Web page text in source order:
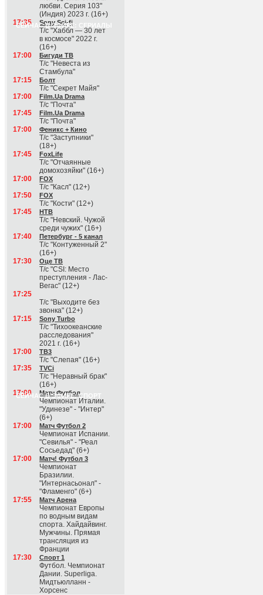
любви. Серия 103"
(Индия) 2023 г. (16+)
СЕЙЧАС В ЭФИРЕ: СЕРИАЛЫ
17:35 Sony Sci-fi
Т/с "Хаббл — 30 лет
в космосе" 2022 г.
(16+)
17:00
Бигуди ТВ
Т/с "Невеста из
Стамбула"
17:15
Болт
Т/с "Секрет Майя"
17:00
Film.Ua Drama
Т/с "Почта"
17:45
Film.Ua Drama
Т/с "Почта"
17:00
Феникс + Кино
Т/с "Заступники"
(18+)
17:45
FoxLife
Т/с "Отчаянные
домохозяйки" (16+)
17:00
FOX
Т/с "Касл" (12+)
17:50
FOX
Т/с "Кости" (12+)
17:45
НТВ
Т/с "Невский. Чужой
среди чужих" (16+)
17:40
Петербург - 5 канал
Т/с "Контуженный 2"
(16+)
17:30
Оце ТВ
Т/с "CSI: Место
преступления - Лас-
Вегас" (12+)
17:25
Т/с "Выходите без
звонка" (12+)
17:15
Sony Turbo
Т/с "Тихоокеанские
расследования"
2021 г. (16+)
17:00
ТВ3
Т/с "Слепая" (16+)
17:35
TVCi
Т/с "Неравный брак"
(16+)
СЕЙЧАС В ЭФИРЕ: СПОРТ
17:00 Матч Футбол
Чемпионат Италии.
"Удинезе" - "Интер"
(6+)
17:00
Матч Футбол 2
Чемпионат Испании.
"Севилья" - "Реал
Сосьедад" (6+)
17:00
Матч! Футбол 3
Чемпионат
Бразилии.
"Интернасьонал" -
"Фламенго" (6+)
17:55
Матч Арена
Чемпионат Европы
по водным видам
спорта. Хайдайвинг.
Мужчины. Прямая
трансляция из
Франции
17:30
Спорт 1
Футбол. Чемпионат
Дании. Superliga.
Мидтьюлланн -
Хорсенс